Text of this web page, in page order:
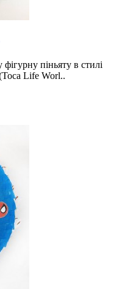
піньяту в стилі
Life Worl..